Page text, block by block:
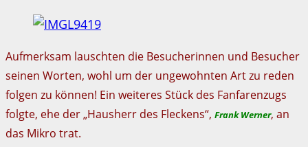
Aufmerksam lauschten die Besucherinnen und Besucher
seinen Worten, wohl um der ungewohnten Art zu reden
folgen zu können! Ein weiteres Stück des Fanfarenzugs
folgte, ehe der „Hausherr des Fleckens“, Frank Werner, an
das Mikro trat.